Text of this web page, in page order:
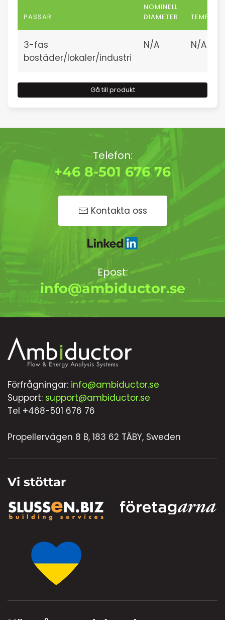
PASSAR
NOMINELL
DIAMETER
3-fas
bostäder/lokaler/industri
N/A N/A
Gå till produkt
Telefon:
+46 8-501 676 76
Kontakta oss
Epost:
info@ambiductor.se
Förfrågningar: info@ambiductor.se
Support: support@ambiductor.se
Tel +468-501 676 76
Propellervägen 8 B, 183 62 TÄBY, Sweden
Vi stöttar